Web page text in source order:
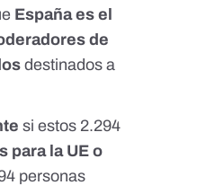
España es el
de
destinados a
si estos 2.294
para la UE o
personas